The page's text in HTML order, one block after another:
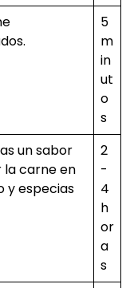
5
m
in
ut
o
s
un sabor
la carne en
y especias
2
-
4
h
or
a
s